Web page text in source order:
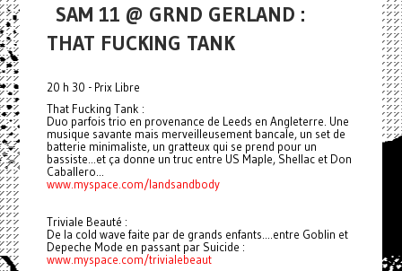
SAM 11 @ GRND GERLAND :
THAT FUCKING TANK
20 h 30 - Prix Libre
That Fucking Tank :
Duo parfois trio en provenance de Leeds en Angleterre. Une
musique savante mais merveilleusement bancale, un set de
batterie minimaliste, un gratteux qui se prend pour un
bassiste...et ça donne un truc entre US Maple, Shellac et Don
Caballero...
www.myspace.com/landsandbody
Triviale Beauté :
De la cold wave faite par de grands enfants....entre Goblin et
Depeche Mode en passant par Suicide :
www.myspace.com/trivialebeaut